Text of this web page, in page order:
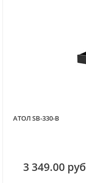
АТОЛ SB-330-B
3 349.00 руб